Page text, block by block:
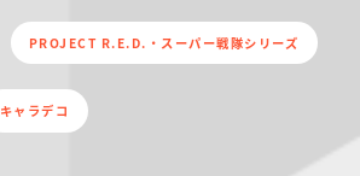
PROJECT R.E.D.・スーパー戦隊シリーズ
キャラデコ